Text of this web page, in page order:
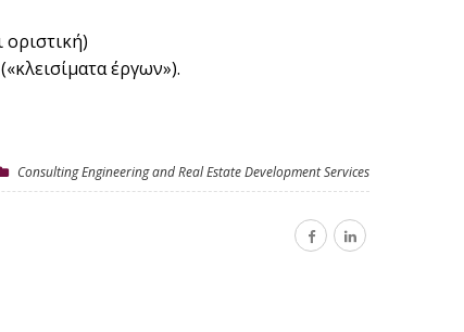
έργων»).
Consulting Engineering and Real Estate Development Services